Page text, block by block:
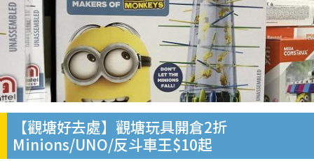
【觀塘好去處】觀塘玩具開倉2折
Minions/UNO/反斗車王$10起